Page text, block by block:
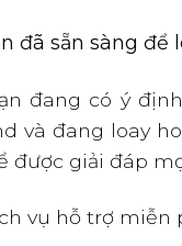
đã sẵn sàng để
đang có ý
và đang loay
được giải đáp
vụ hỗ trợ miễn